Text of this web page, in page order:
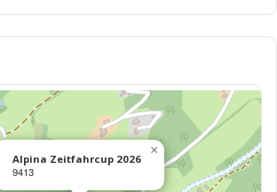
Alpina Zeitfahrcup 2026
9413
×